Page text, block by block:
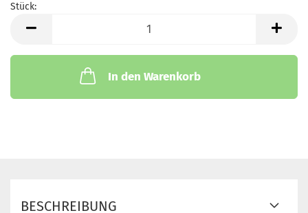
Stück:
In den Warenkorb
BESCHREIBUNG